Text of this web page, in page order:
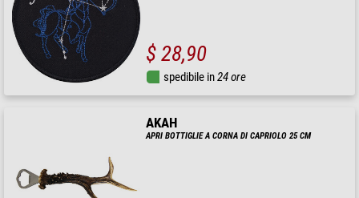
$ 28,90
spedibile in24 ore
AKAH
APRI BOTTIGLIE A CORNA DI CAPRIOLO 25 CM